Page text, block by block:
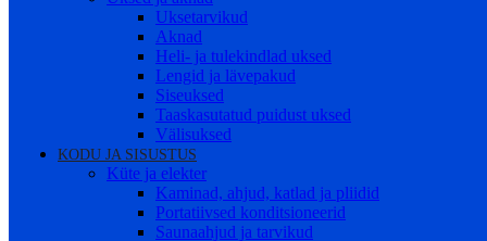
Uksetarvikud
Aknad
Heli- ja tulekindlad uksed
Lengid ja lävepakud
Siseuksed
Taaskasutatud puidust uksed
Välisuksed
KODU JA SISUSTUS
Küte ja elekter
Kaminad, ahjud, katlad ja pliidid
Portatiivsed konditsioneerid
Saunaahjud ja tarvikud